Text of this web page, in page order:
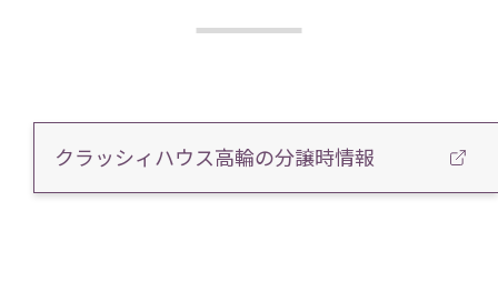
クラッシィハウス高輪の分譲時情報